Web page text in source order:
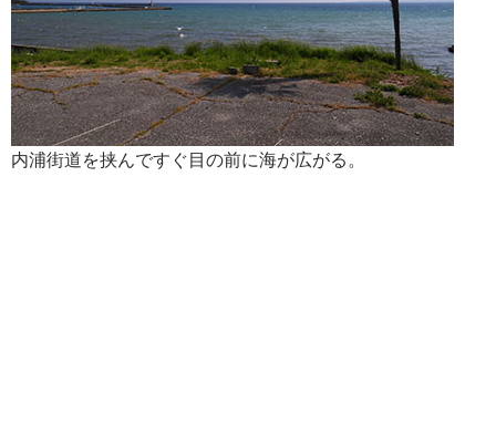
内浦街道を挟んですぐ目の前に海が広がる。